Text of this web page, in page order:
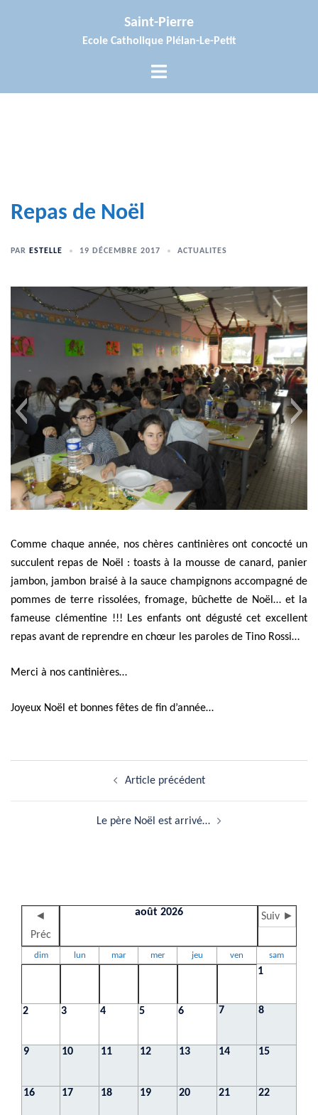
Saint-Pierre
Ecole Catholique Plélan-Le-Petit
Ouvrir/fermer
Repas de Noël
PAR ESTELLE 19 DÉCEMBRE 2017 ACTUALITES
Comme chaque année, nos chères cantinières ont concocté un
succulent repas de Noël : toasts à la mousse de canard, panier
jambon, jambon braisé à la sauce champignons accompagné de
pommes de terre rissolées, fromage, bûchette de Noël… et la
fameuse clémentine !!! Les enfants ont dégusté cet excellent
repas avant de reprendre en chœur les paroles de Tino Rossi…
Merci à nos cantinières…
Joyeux Noël et bonnes fêtes de fin d’année…
Article précédent
Le père Noël est arrivé…
◄
Préc
août 2026 Suiv ►
dim lun mar mer jeu ven sam
1
2 3 4 5 6 7 8
9 10 11 12 13 14 15
16 17 18 19 20 21 22